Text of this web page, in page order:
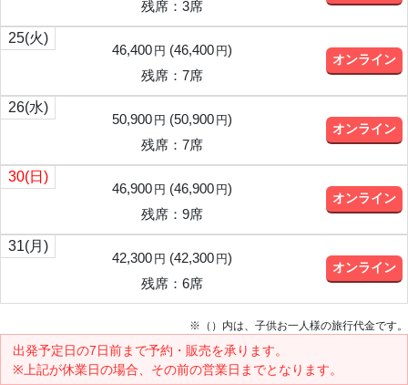
残席：3席
25(火)
46,400 円 (46,400 円)
残席：7席
オンライン
26(水)
50,900 円 (50,900 円)
残席：7席
オンライン
30(日)
46,900 円 (46,900 円)
残席：9席
オンライン
31(月)
42,300 円 (42,300 円)
残席：6席
オンライン
※（）内は、子供お一人様の旅行代金です。
出発予定日の7日前まで予約・販売を承ります。
※上記が休業日の場合、その前の営業日までとなります。